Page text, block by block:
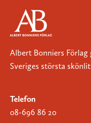
Albert Bonniers Förlag
Sveriges största
Telefon
08-696 86 20